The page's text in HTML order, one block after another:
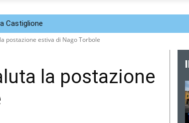
Castiglione
postazione estiva di Nago Torbole
la postazione